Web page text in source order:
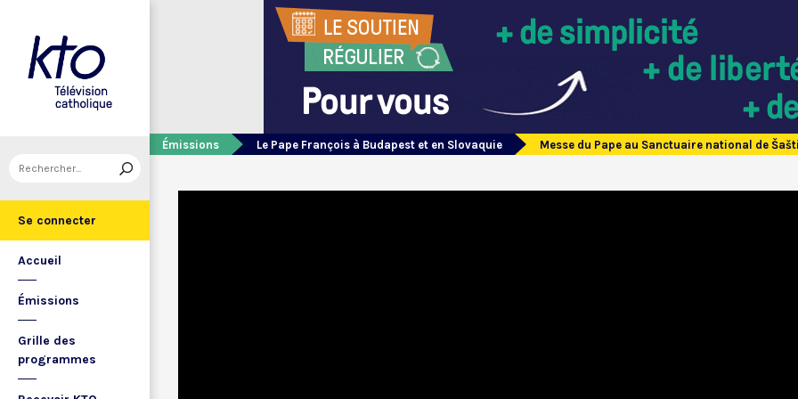
Se connecter
Accueil
Émissions
Grille des
programmes
Émissions Le Pape François à Budapest et en Slovaquie Messe du Pape au Sanctuaire national de